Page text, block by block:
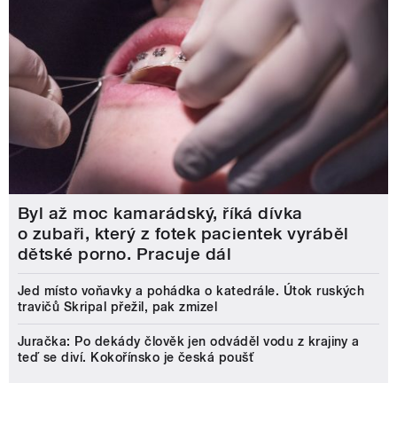
Byl až moc kamarádský, říká dívka
o zubaři, který z fotek pacientek vyráběl
dětské porno. Pracuje dál
Jed místo voňavky a pohádka o katedrále. Útok ruských
travičů Skripal přežil, pak zmizel
Juračka: Po dekády člověk jen odváděl vodu z krajiny a
teď se diví. Kokořínsko je česká poušť